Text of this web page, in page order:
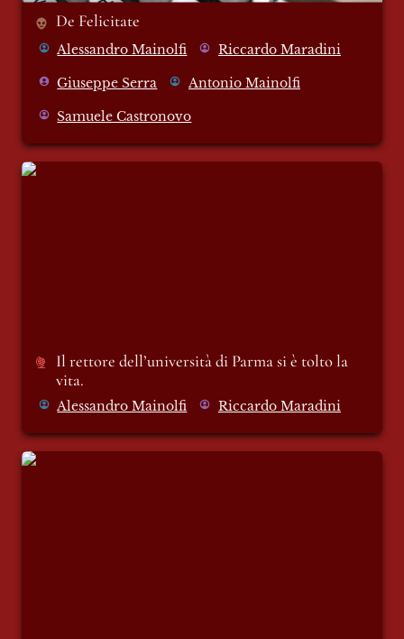
De Felicitate
Alessandro Mainolfi Riccardo Maradini
Giuseppe Serra Antonio Mainolfi
Samuele Castronovo
Il rettore dell’università di Parma si è tolto
Il rettore dell’università di Parma si è tolto la
vita.
Alessandro Mainolfi Riccardo Maradini
A te - la mia felicità